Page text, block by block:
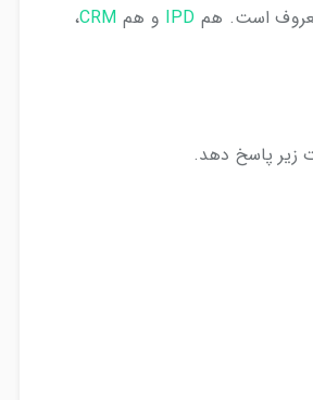
IPD و هم CRM،
زیر پاسخ دهد.